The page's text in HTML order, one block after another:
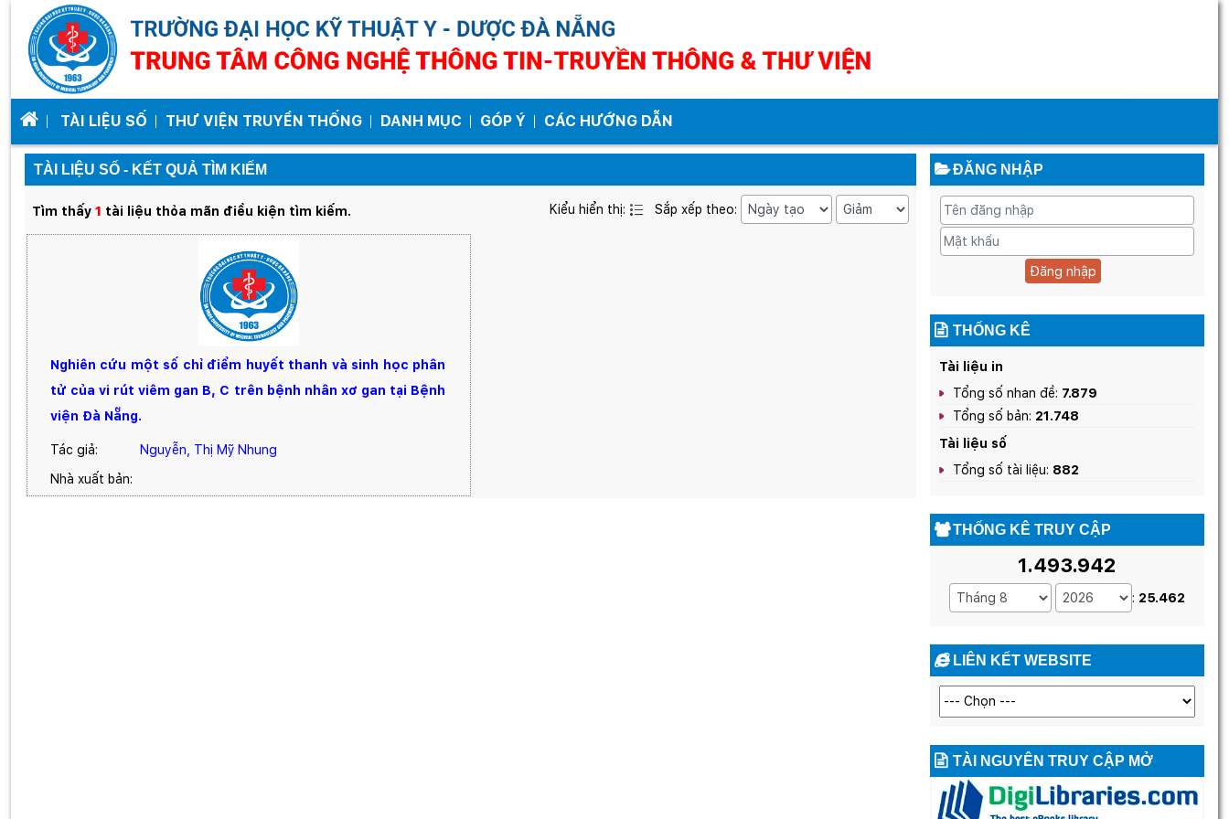
TÀI LIỆU SỐ THƯ VIỆN TRUYỀN THỐNG DANH MỤC GÓP Ý CÁC HƯỚNG DẪN
TÀI LIỆU SỐ - KẾT QUẢ TÌM KIẾM
Tìm thấy 1 tài liệu thỏa mãn điều kiện tìm kiếm. Kiểu hiển thị: Sắp xếp theo:
Nghiên cứu một số chỉ điểm huyết thanh và sinh học phân
tử của vi rút viêm gan B, C trên bệnh nhân xơ gan tại Bệnh
viện Đà Nẵng.
Tác giả:
Nguyễn, Thị Mỹ Nhung
Nhà xuất bản:
ĐĂNG NHẬP
Đăng nhập
THỐNG KÊ
Tài liệu in
Tổng số nhan đề: 7.879
Tổng số bản: 21.748
Tài liệu số
Tổng số tài liệu: 882
THỐNG KÊ TRUY CẬP
1.493.942
: 25.462
LIÊN KẾT WEBSITE
TÀI NGUYÊN TRUY CẬP MỞ